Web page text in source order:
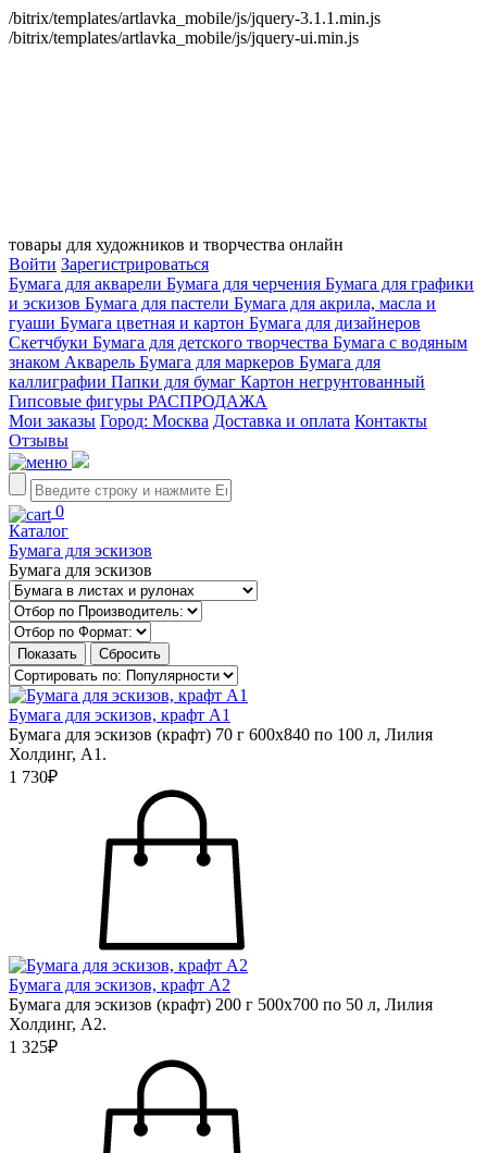
/bitrix/templates/artlavka_mobile/js/jquery-3.1.1.min.js
/bitrix/templates/artlavka_mobile/js/jquery-ui.min.js
товары для художников и творчества онлайн
Войти Зарегистрироваться
Бумага для акварели Бумага для черчения Бумага для графики
и эскизов Бумага для пастели Бумага для акрила, масла и
гуаши Бумага цветная и картон Бумага для дизайнеров
Скетчбуки Бумага для детского творчества Бумага с водяным
знаком Акварель Бумага для маркеров Бумага для
каллиграфии Папки для бумаг Картон негрунтованный
Гипсовые фигуры РАСПРОДАЖА
Мои заказы Город: Москва Доставка и оплата Контакты
Отзывы
0
Каталог
Бумага для эскизов
Бумага для эскизов
Бумага для эскизов, крафт А1
Бумага для эскизов (крафт) 70 г 600х840 по 100 л, Лилия
Холдинг, А1.
1 730₽
Бумага для эскизов, крафт А2
Бумага для эскизов (крафт) 200 г 500х700 по 50 л, Лилия
Холдинг, А2.
1 325₽